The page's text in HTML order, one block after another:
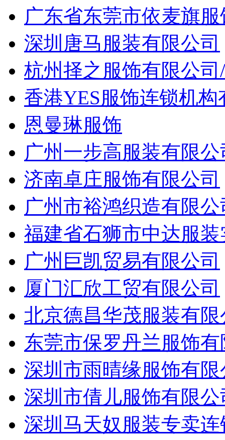
广东省东莞市依麦旗
深圳唐马服装有限公司
杭州择之服饰有限公
香港YES服饰连锁机
恩曼琳服饰
广州一步高服装有限公
济南卓庄服饰有限公司
广州市裕鸿织造有限公
福建省石狮市中达服
广州巨凯贸易有限公司
厦门汇欣工贸有限公司
北京德昌华茂服装有限
东莞市保罗丹兰服饰
深圳市雨晴缘服饰有限
深圳市倩儿服饰有限公
深圳马天奴服装专卖